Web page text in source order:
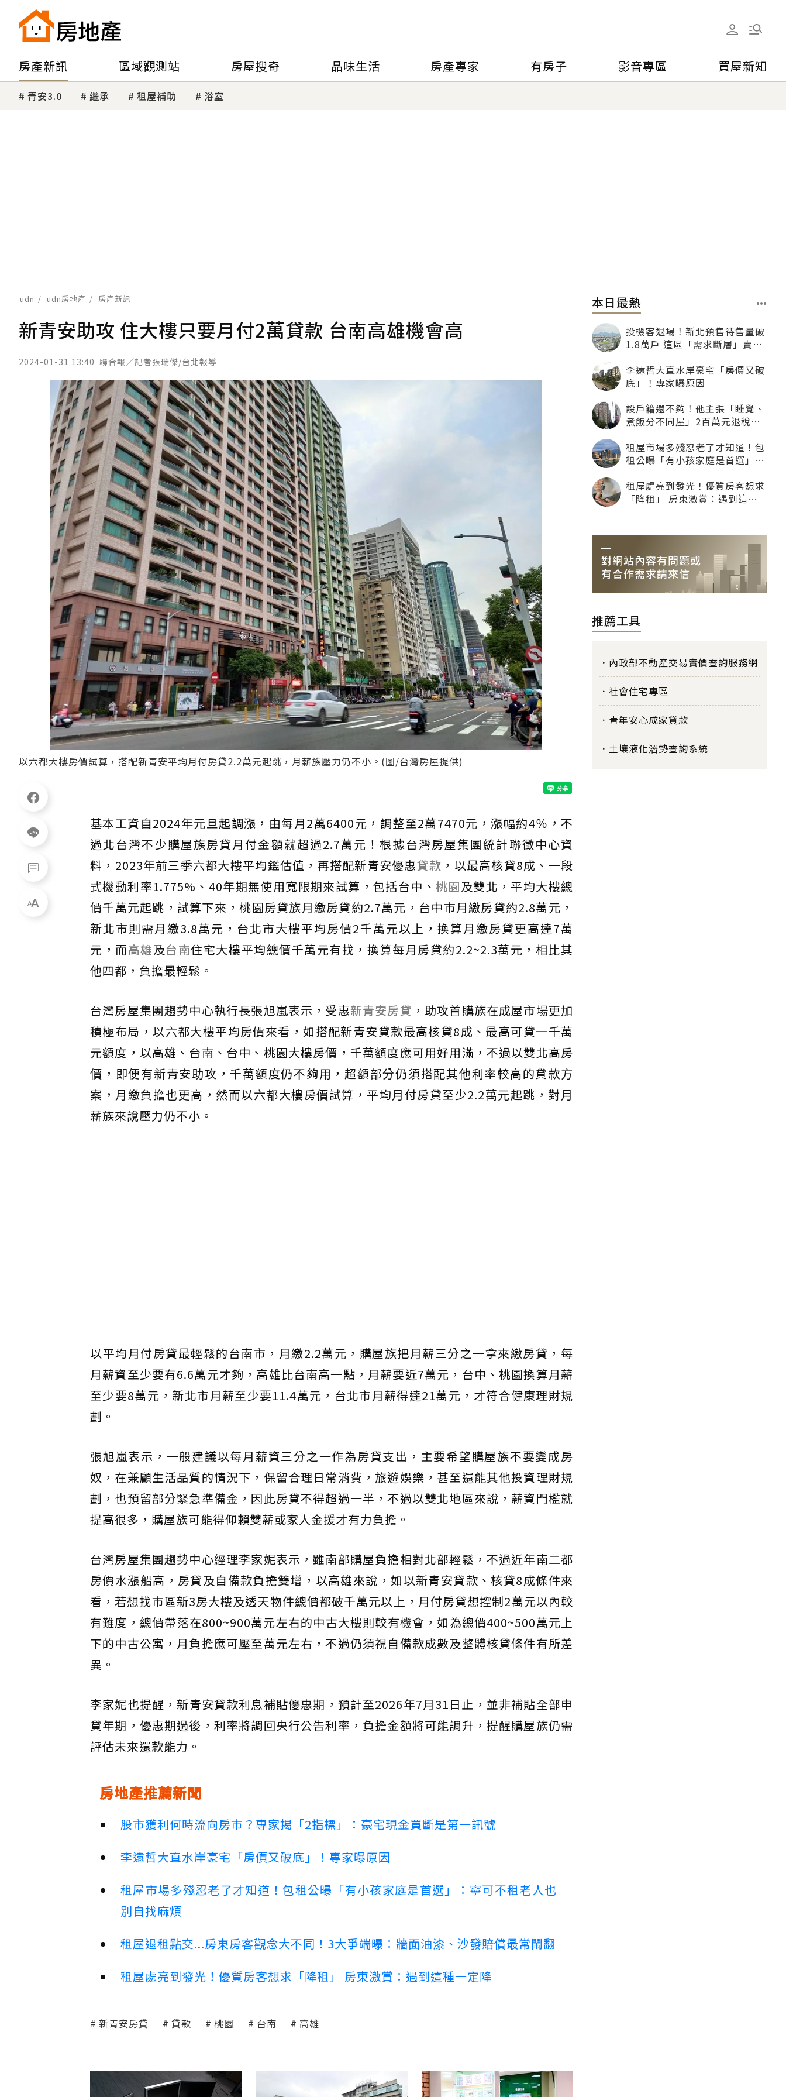
房產新訊 區域觀測站 房屋搜奇 品味生活 房產專家 有房子 影音專區 買屋新知
青安3.0 繼承 租屋補助 浴室
udn udn房地產 房產新訊
新青安助攻 住大樓只要月付2萬貸款 台南高雄機會高
2024-01-31 13:40 聯合報／記者張瑞傑/台北報導
以六都大樓房價試算，搭配新青安平均月付房貸2.2萬元起跳，月薪族壓力仍不小。(圖/台灣房屋提供)
基本工資自2024年元旦起調漲，由每月2萬6400元，調整至2萬7470元，漲幅約4％，不
過北台灣不少購屋族房貸月付金額就超過2.7萬元！根據台灣房屋集團統計聯徵中心資
料，2023年前三季六都大樓平均鑑估值，再搭配新青安優惠貸款 ，以最高核貸8成、一段
式機動利率1.775%、40年期無使用寬限期來試算，包括台中、 桃園及雙北，平均大樓總
價千萬元起跳，試算下來，桃園房貸族月繳房貸約2.7萬元，台中市月繳房貸約2.8萬元，
新北市則需月繳3.8萬元，台北市大樓平均房價2千萬元以上，換算月繳房貸更高達7萬
元，而高雄及台南住宅大樓平均總價千萬元有找，換算每月房貸約2.2~2.3萬元，相比其
他四都，負擔最輕鬆。
台灣房屋集團趨勢中心執行長張旭嵐表示，受惠新青安房貸 ，助攻首購族在成屋市場更加
積極布局，以六都大樓平均房價來看，如搭配新青安貸款最高核貸8成、最高可貸一千萬
元額度，以高雄、台南、台中、桃園大樓房價，千萬額度應可用好用滿，不過以雙北高房
價，即便有新青安助攻，千萬額度仍不夠用，超額部分仍須搭配其他利率較高的貸款方
案，月繳負擔也更高，然而以六都大樓房價試算，平均月付房貸至少2.2萬元起跳，對月
薪族來說壓力仍不小。
以平均月付房貸最輕鬆的台南市，月繳2.2萬元，購屋族把月薪三分之一拿來繳房貸，每
月薪資至少要有6.6萬元才夠，高雄比台南高一點，月薪要近7萬元，台中、桃園換算月薪
至少要8萬元，新北市月薪至少要11.4萬元，台北市月薪得達21萬元，才符合健康理財規
劃。
張旭嵐表示，一般建議以每月薪資三分之一作為房貸支出，主要希望購屋族不要變成房
奴，在兼顧生活品質的情況下，保留合理日常消費，旅遊娛樂，甚至還能其他投資理財規
劃，也預留部分緊急準備金，因此房貸不得超過一半，不過以雙北地區來說，薪資門檻就
提高很多，購屋族可能得仰賴雙薪或家人金援才有力負擔。
台灣房屋集團趨勢中心經理李家妮表示，雖南部購屋負擔相對北部輕鬆，不過近年南二都
房價水漲船高，房貸及自備款負擔雙增，以高雄來說，如以新青安貸款、核貸8成條件來
看，若想找市區新3房大樓及透天物件總價都破千萬元以上，月付房貸想控制2萬元以內較
有難度，總價帶落在800~900萬元左右的中古大樓則較有機會，如為總價400~500萬元上
下的中古公寓，月負擔應可壓至萬元左右，不過仍須視自備款成數及整體核貸條件有所差
異。
李家妮也提醒，新青安貸款利息補貼優惠期，預計至2026年7月31日止，並非補貼全部申
貸年期，優惠期過後，利率將調回央行公告利率，負擔金額將可能調升，提醒購屋族仍需
評估未來還款能力。
房地產推薦新聞
股市獲利何時流向房市？專家揭「2指標」：豪宅現金買斷是第一訊號
李遠哲大直水岸豪宅「房價又破底」！專家曝原因
租屋市場多殘忍老了才知道！包租公曝「有小孩家庭是首選」：寧可不租老人也
別自找麻煩
租屋退租點交...房東房客觀念大不同！3大爭端曝：牆面油漆、沙發賠償最常鬧翻
租屋處亮到發光！優質房客想求「降租」 房東激賞：遇到這種一定降
新青安房貸 貸款 桃園 台南 高雄
本日最熱
投機客退場！新北預售待售量破
1.8萬戶 這區「需求斷層」賣壓
李遠哲大直水岸豪宅「房價又破
底」！專家曝原因
設戶籍還不夠！他主張「睡覺、
煮飯分不同屋」2百萬元退稅照
租屋市場多殘忍老了才知道！包
租公曝「有小孩家庭是首選」：
租屋處亮到發光！優質房客想求
「降租」 房東激賞：遇到這種
推薦工具
內政部不動產交易實價查詢服務網
社會住宅專區
青年安心成家貸款
土壤液化潛勢查詢系統